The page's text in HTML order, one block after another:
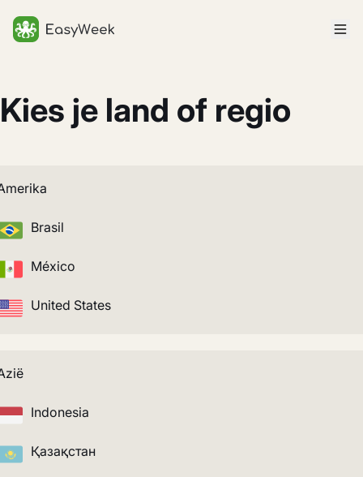
Kies je land of regio
Brasil
México
United States
Indonesia
Қазақстан